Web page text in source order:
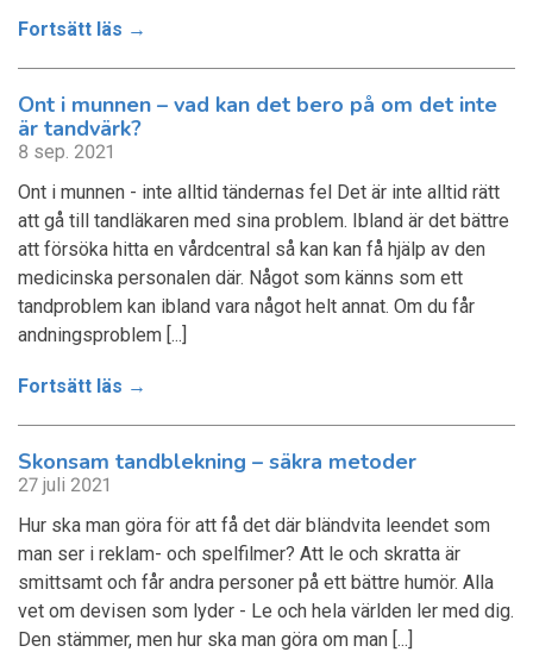
Fortsätt läs →
Ont i munnen – vad kan det bero på om det inte
är tandvärk?
8 sep. 2021
Ont i munnen - inte alltid tändernas fel Det är inte alltid rätt
att gå till tandläkaren med sina problem. Ibland är det bättre
att försöka hitta en vårdcentral så kan kan få hjälp av den
medicinska personalen där. Något som känns som ett
tandproblem kan ibland vara något helt annat. Om du får
andningsproblem [...]
Fortsätt läs →
Skonsam tandblekning – säkra metoder
27 juli 2021
Hur ska man göra för att få det där bländvita leendet som
man ser i reklam- och spelfilmer? Att le och skratta är
smittsamt och får andra personer på ett bättre humör. Alla
vet om devisen som lyder - Le och hela världen ler med dig.
Den stämmer, men hur ska man göra om man [...]